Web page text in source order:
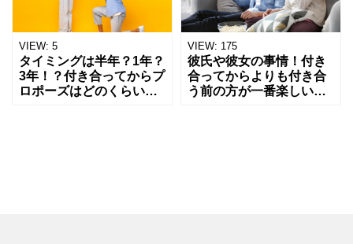
VIEW: 5
タイミングは半年？1年？
3年！？付き合ってからプ
ロポーズはどのくらいが
VIEW: 175
彼氏や彼女の事情！付き
合ってからよりも付き合
う前の方が一番楽しいと